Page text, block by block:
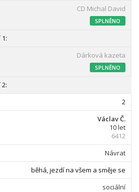
CD Michal David
SPLNĚNO
Dárková kazeta
SPLNĚNO
2
Václav Č.
10 let
6412
Návrat
běhá, jezdí na všem a směje se
sociální